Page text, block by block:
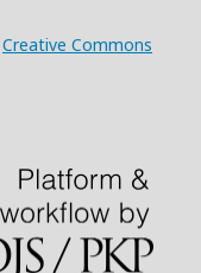
Creative Commons